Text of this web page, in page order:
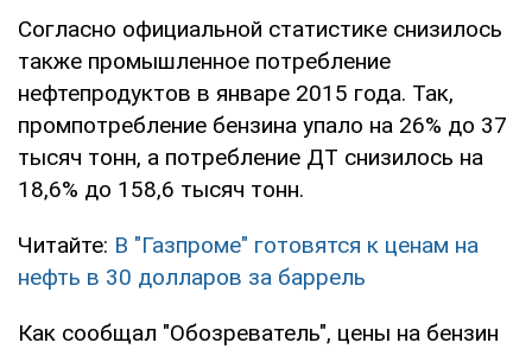
Согласно официальной статистике снизилось
также промышленное потребление
нефтепродуктов в январе 2015 года. Так,
промпотребление бензина упало на 26% до 37
тысяч тонн, а потребление ДТ снизилось на
18,6% до 158,6 тысяч тонн.
Читайте: В "Газпроме" готовятся к ценам на
нефть в 30 долларов за баррель
Как сообщал "Обозреватель", цены на бензин